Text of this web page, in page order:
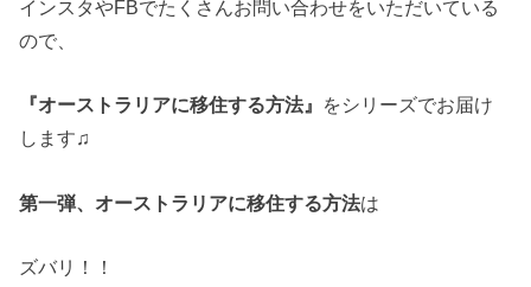
インスタやFBでたくさんお問い合わせをいただいている
ので、
『オーストラリアに移住する方法』 をシリーズでお届け
します♫
第一弾、オーストラリアに移住する方法は
ズバリ！！